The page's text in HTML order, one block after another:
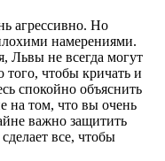
агрессивно. Но
намерениями.
Львы не всегда могут
того, чтобы кричать и
спокойно объяснить
на том, что вы очень
важно защитить
все, чтобы